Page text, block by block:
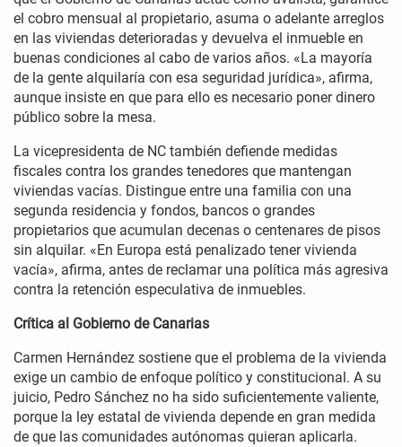
el cobro mensual al propietario, asuma o adelante arreglos
en las viviendas deterioradas y devuelva el inmueble en
buenas condiciones al cabo de varios años. «La mayoría
de la gente alquilaría con esa seguridad jurídica», afirma,
aunque insiste en que para ello es necesario poner dinero
público sobre la mesa.
La vicepresidenta de NC también defiende medidas
fiscales contra los grandes tenedores que mantengan
viviendas vacías. Distingue entre una familia con una
segunda residencia y fondos, bancos o grandes
propietarios que acumulan decenas o centenares de pisos
sin alquilar. «En Europa está penalizado tener vivienda
vacía», afirma, antes de reclamar una política más agresiva
contra la retención especulativa de inmuebles.
Crítica al Gobierno de Canarias
Carmen Hernández sostiene que el problema de la vivienda
exige un cambio de enfoque político y constitucional. A su
juicio, Pedro Sánchez no ha sido suficientemente valiente,
porque la ley estatal de vivienda depende en gran medida
de que las comunidades autónomas quieran aplicarla.